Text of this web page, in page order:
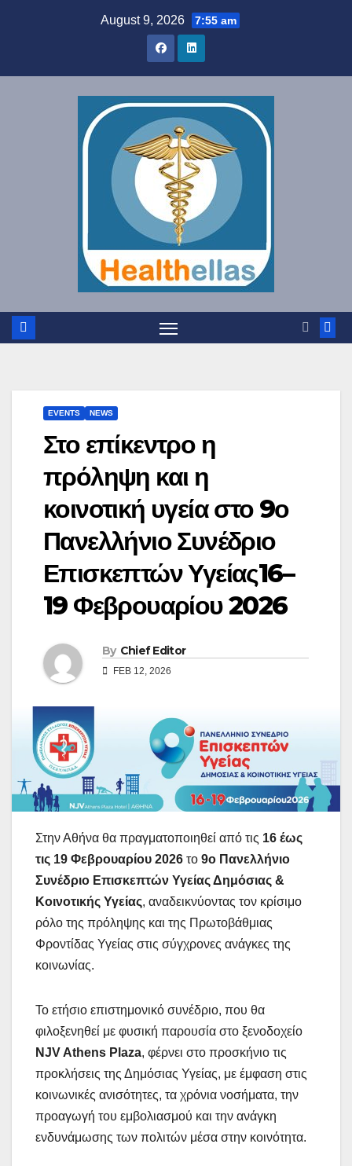
August 9, 2026 7:55 am
EVENTS NEWS
Στο επίκεντρο η
πρόληψη και η
κοινοτική υγεία στο 9ο
Πανελλήνιο Συνέδριο
Επισκεπτών Υγείας16–
19 Φεβρουαρίου 2026
By Chief Editor
FEB 12, 2026
Στην Αθήνα θα πραγματοποιηθεί από τις 16 έως
τις 19 Φεβρουαρίου 2026 το 9ο Πανελλήνιο
Συνέδριο Επισκεπτών Υγείας Δημόσιας &
Κοινοτικής Υγείας, αναδεικνύοντας τον κρίσιμο
ρόλο της πρόληψης και της Πρωτοβάθμιας
Φροντίδας Υγείας στις σύγχρονες ανάγκες της
κοινωνίας.
Το ετήσιο επιστημονικό συνέδριο, που θα
φιλοξενηθεί με φυσική παρουσία στο ξενοδοχείο
NJV Athens Plaza, φέρνει στο προσκήνιο τις
προκλήσεις της Δημόσιας Υγείας, με έμφαση στις
κοινωνικές ανισότητες, τα χρόνια νοσήματα, την
προαγωγή του εμβολιασμού και την ανάγκη
ενδυνάμωσης των πολιτών μέσα στην κοινότητα.